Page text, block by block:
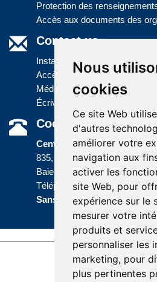
Nous
cookies
Ce site Web
d'autres
améliorer votre
navigation aux
activer les
site Web, pour
expérience sur le
mesurer votre
produits et
personnaliser les
marketing, pour
plus pertinentes
Protection des
Accès aux documents des
Contact us
Installations
Accès à l'information
Médias
Écrivez-nous
Coordonnées
Centre administratif
835, boulevard Jolliet
Baie-Comeau (Québec) G5C
Téléphone :418 589-9845 ou
Sans frais : 1 800 463-5142
Accessibility | Site
Website